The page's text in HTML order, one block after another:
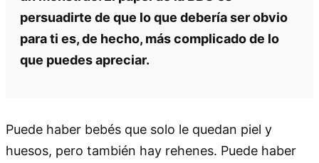
persuadirte de que lo que debería ser obvio
para ti es, de hecho, más complicado de lo
que puedes apreciar.
Puede haber bebés que solo le quedan piel y
huesos, pero también hay rehenes. Puede haber